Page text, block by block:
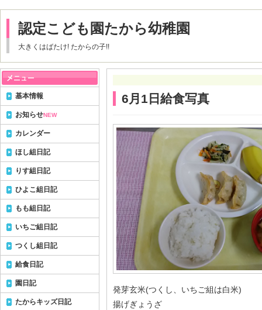
認定こども園たから幼稚園
大きくはばたけ! たからの子!!
6月1日給食写真
発芽玄米(つくし、いちご組は白米)
揚げぎょうざ
基本情報
お知らせNEW
カレンダー
ほし組日記
りす組日記
ひよこ組日記
もも組日記
いちご組日記
つくし組日記
給食日記
園日記
たからキッズ日記